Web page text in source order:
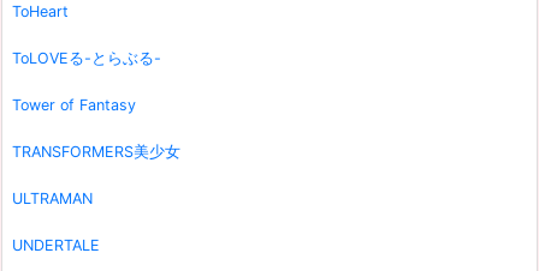
ToHeart
ToLOVEる-とらぶる-
Tower of Fantasy
TRANSFORMERS美少女
ULTRAMAN
UNDERTALE